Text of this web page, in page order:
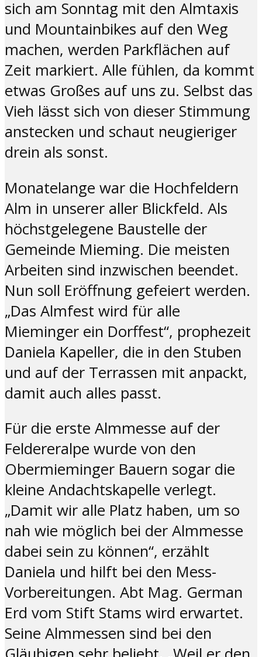
sich am Sonntag mit den Almtaxis
und Mountainbikes auf den Weg
machen, werden Parkflächen auf
Zeit markiert. Alle fühlen, da kommt
etwas Großes auf uns zu. Selbst das
Vieh lässt sich von dieser Stimmung
anstecken und schaut neugieriger
drein als sonst.
Monatelange war die Hochfeldern
Alm in unserer aller Blickfeld. Als
höchstgelegene Baustelle der
Gemeinde Mieming. Die meisten
Arbeiten sind inzwischen beendet.
Nun soll Eröffnung gefeiert werden.
„Das Almfest wird für alle
Mieminger ein Dorffest“, prophezeit
Daniela Kapeller, die in den Stuben
und auf der Terrassen mit anpackt,
damit auch alles passt.
Für die erste Almmesse auf der
Feldereralpe wurde von den
Obermieminger Bauern sogar die
kleine Andachtskapelle verlegt.
„Damit wir alle Platz haben, um so
nah wie möglich bei der Almmesse
dabei sein zu können“, erzählt
Daniela und hilft bei den Mess-
Vorbereitungen. Abt Mag. German
Erd vom Stift Stams wird erwartet.
Seine Almmessen sind bei den